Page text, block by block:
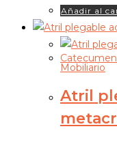
Añadir al
Mobiliario
Atril